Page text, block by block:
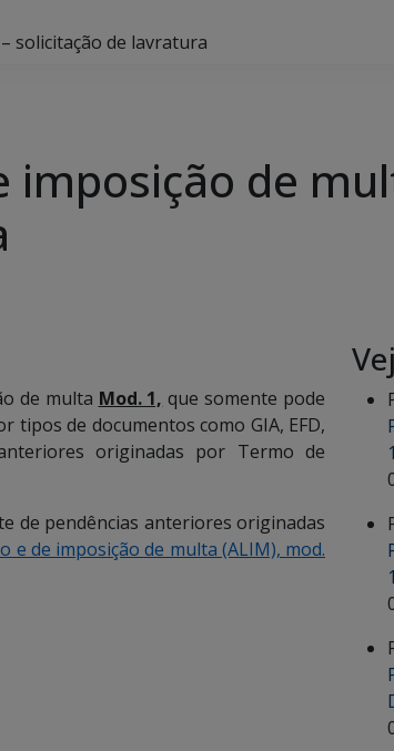
solicitação de lavratura
de
de multa Mod. 1, que somente pode
de documentos como GIA, EFD,
originadas por Termo de
de pendências anteriores originadas
e de imposição de multa (ALIM), mod.